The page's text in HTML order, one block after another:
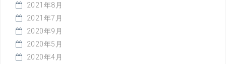
2021年8月
2021年7月
2020年9月
2020年5月
2020年4月